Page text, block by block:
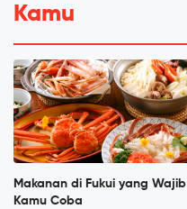
Kamu
Makanan di Fukui yang Wajib
Kamu Coba